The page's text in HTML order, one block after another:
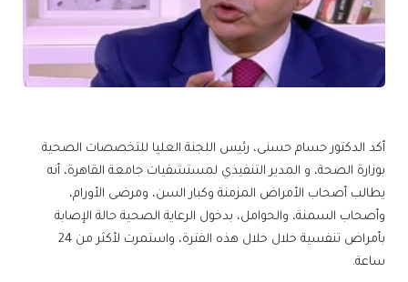
أكد الدكتور حسام حسنى، رئيس اللجنة العليا للتخصصات الصحية
بوزارة الصحة، و المدير التنفيذي لمستشفيات جامعة القاهرة، أنه
يطالب أصحاب الأمراض المزمنة وكبار السن، ومرضى الأورام،
وأصحاب السمنة، والحوامل، بدخول الرعاية الصحية حالة الإصابة
بأمراض تنفسية خلال خلال هذه الفترة، واستمرت لأكثر من 24
ساعة.